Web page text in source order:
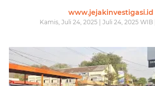
www.jejakinvestigasi.id
Kamis, Juli 24, 2025 | Juli 24, 2025 WIB |